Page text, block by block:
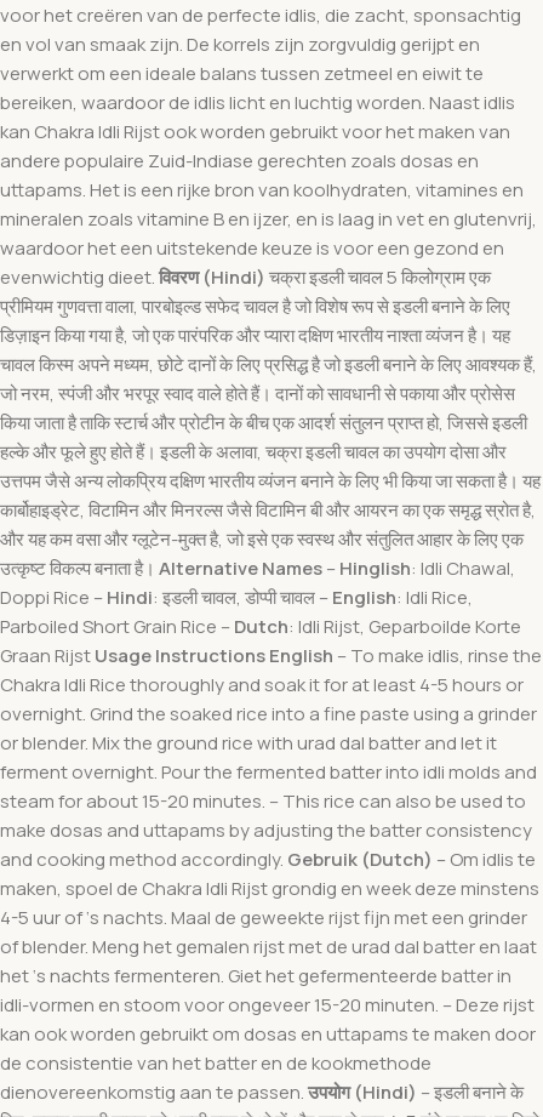
voor het creëren van de perfecte idlis, die zacht, sponsachtig
en vol van smaak zijn. De korrels zijn zorgvuldig gerijpt en
verwerkt om een ideale balans tussen zetmeel en eiwit te
bereiken, waardoor de idlis licht en luchtig worden. Naast idlis
kan Chakra Idli Rijst ook worden gebruikt voor het maken van
andere populaire Zuid-Indiase gerechten zoals dosas en
uttapams. Het is een rijke bron van koolhydraten, vitamines en
mineralen zoals vitamine B en ijzer, en is laag in vet en glutenvrij,
waardoor het een uitstekende keuze is voor een gezond en
evenwichtig dieet.विवरण (Hindi) चक्रा इडली चावल 5 किलोग्राम एक
प्रीमियम गुणवत्ता वाला, पारबोइल्ड सफेद चावल है जो विशेष रूप से इडली बनाने के लिए
डिज़ाइन किया गया है, जो एक पारंपरिक और प्यारा दक्षिण भारतीय नाश्ता व्यंजन है। यह
चावल किस्म अपने मध्यम, छोटे दानों के लिए प्रसिद्ध है जो इडली बनाने के लिए आवश्यक हैं,
जो नरम, स्पंजी और भरपूर स्वाद वाले होते हैं। दानों को सावधानी से पकाया और प्रोसेस
किया जाता है ताकि स्टार्च और प्रोटीन के बीच एक आदर्श संतुलन प्राप्त हो, जिससे इडली
हल्के और फूले हुए होते हैं। इडली के अलावा, चक्रा इडली चावल का उपयोग दोसा और
उत्तपम जैसे अन्य लोकप्रिय दक्षिण भारतीय व्यंजन बनाने के लिए भी किया जा सकता है। यह
कार्बोहाइड्रेट, विटामिन और मिनरल्स जैसे विटामिन बी और आयरन का एक समृद्ध स्रोत है,
और यह कम वसा और ग्लूटेन-मुक्त है, जो इसे एक स्वस्थ और संतुलित आहार के लिए एक
उत्कृष्ट विकल्प बनाता है। Alternative Names–Hinglish: Idli Chawal,
Doppi Rice –Hindi: इडली चावल, डोप्पी चावल –English: Idli Rice,
Parboiled Short Grain Rice –Dutch: Idli Rijst, Geparboilde Korte
Graan RijstUsage InstructionsEnglish – To make idlis, rinse the
Chakra Idli Rice thoroughly and soak it for at least 4-5 hours or
overnight. Grind the soaked rice into a fine paste using a grinder
or blender. Mix the ground rice with urad dal batter and let it
ferment overnight. Pour the fermented batter into idli molds and
steam for about 15-20 minutes. – This rice can also be used to
make dosas and uttapams by adjusting the batter consistency
and cooking method accordingly. Gebruik (Dutch) – Om idlis te
maken, spoel de Chakra Idli Rijst grondig en week deze minstens
4-5 uur of ‘s nachts. Maal de geweekte rijst fijn met een grinder
of blender. Meng het gemalen rijst met de urad dal batter en laat
het ‘s nachts fermenteren. Giet het gefermenteerde batter in
idli-vormen en stoom voor ongeveer 15-20 minuten. – Deze rijst
kan ook worden gebruikt om dosas en uttapams te maken door
de consistentie van het batter en de kookmethode
dienovereenkomstig aan te passen.उपयोग (Hindi) – इडली बनाने के